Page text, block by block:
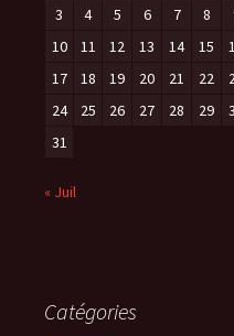
3
4 5 6 7 8
10
11 12 13 14 15
17
18 19 20 21 22
24
25 26 27 28 29
31
« Juil
Catégories